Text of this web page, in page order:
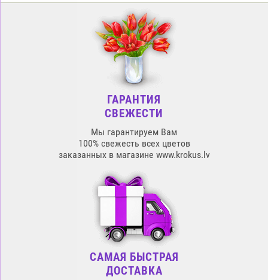
ГАРАНТИЯ
СВЕЖЕСТИ
Мы гарантируем Вам
100% свежесть всех цветов
заказанных в магазине www.krokus.lv
САМАЯ БЫСТРАЯ
ДОСТАВКА